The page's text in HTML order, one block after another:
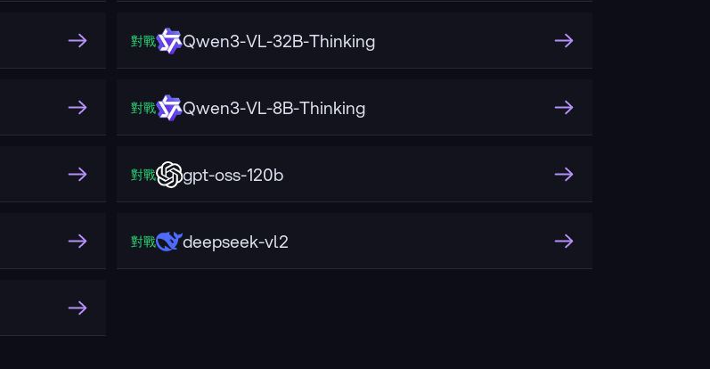
對戰 Qwen3-VL-32B-Thinking
對戰 Qwen3-VL-8B-Thinking
對戰 gpt-oss-120b
對戰 deepseek-vl2